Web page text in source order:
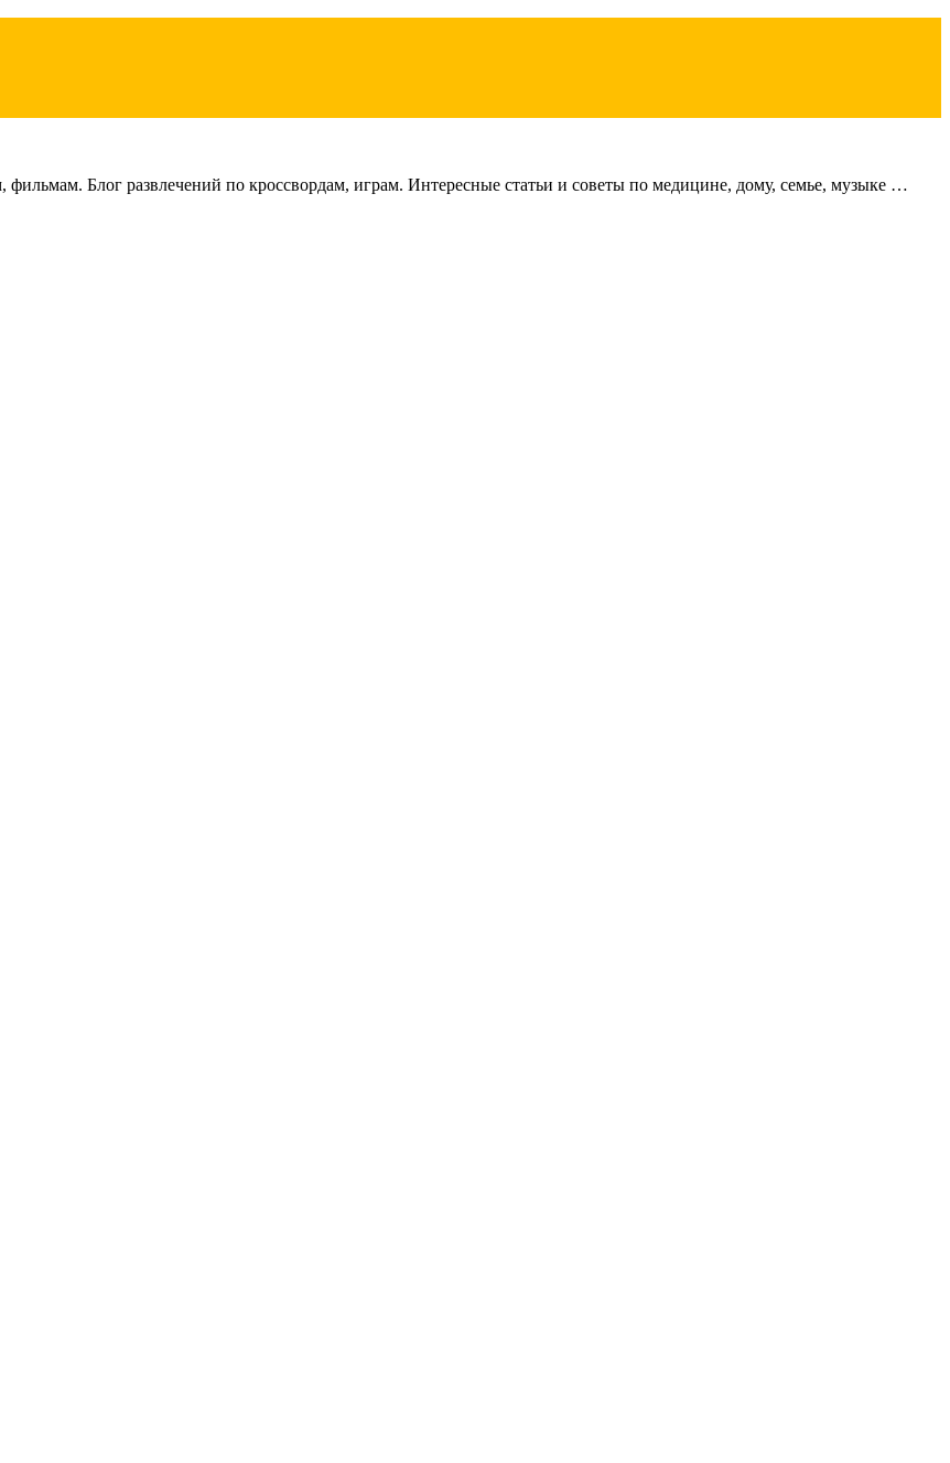
Блог развлечений по кроссвордам, играм. Интересные статьи и советы по медицине, дому, семье, музыке …